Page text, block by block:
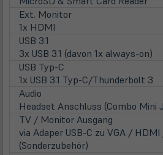
Ext. Monitor
1x HDMI
USB 3.1
3x USB 3.1 (davon 1x always-on)
USB Typ-C
1x USB 3.1 Typ-C/Thunderbolt 3
Audio
Headset Anschluss (Combo Mini
TV / Monitor Ausgang
via Adaper USB-C zu VGA /
(Sonderzubehör)